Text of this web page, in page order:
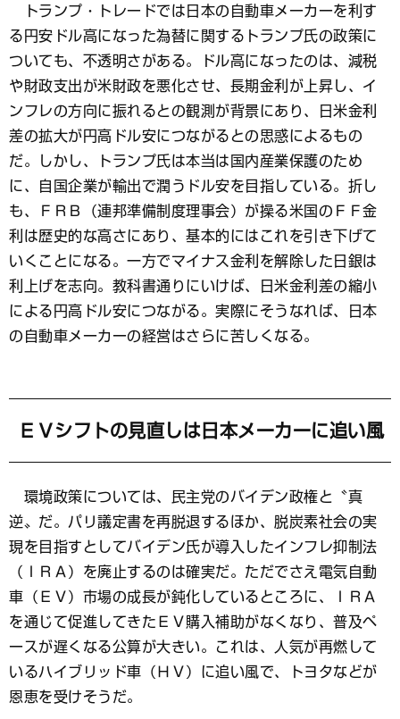
トランプ・トレードでは日本の自動車メーカーを利す
る円安ドル高になった為替に関するトランプ氏の政策に
ついても、不透明さがある。ドル高になったのは、減税
や財政支出が米財政を悪化させ、長期金利が上昇し、イ
ンフレの方向に振れるとの観測が背景にあり、日米金利
差の拡大が円高ドル安につながるとの思惑によるもの
だ。しかし、トランプ氏は本当は国内産業保護のため
に、自国企業が輸出で潤うドル安を目指している。折し
も、ＦＲＢ（連邦準備制度理事会）が操る米国のＦＦ金
利は歴史的な高さにあり、基本的にはこれを引き下げて
いくことになる。一方でマイナス金利を解除した日銀は
利上げを志向。教科書通りにいけば、日米金利差の縮小
による円高ドル安につながる。実際にそうなれば、日本
の自動車メーカーの経営はさらに苦しくなる。
ＥＶシフトの見直しは日本メーカーに追い風
環境政策については、民主党のバイデン政権と〝真
逆〟だ。パリ議定書を再脱退するほか、脱炭素社会の実
現を目指すとしてバイデン氏が導入したインフレ抑制法
（ＩＲＡ）を廃止するのは確実だ。ただでさえ電気自動
車（ＥＶ）市場の成長が鈍化しているところに、ＩＲＡ
を通じて促進してきたＥＶ購入補助がなくなり、普及ペ
ースが遅くなる公算が大きい。これは、人気が再燃して
いるハイブリッド車（ＨＶ）に追い風で、トヨタなどが
恩恵を受けそうだ。